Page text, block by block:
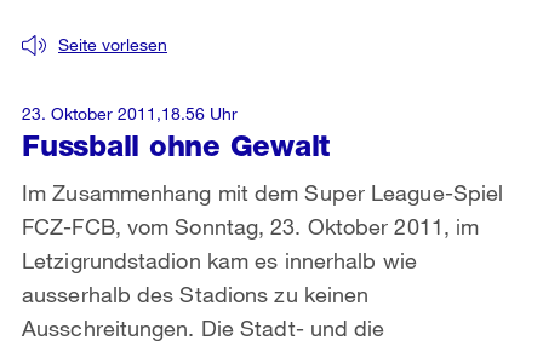
Fussball ohne Gewalt
Seite vorlesen
Im Zusammenhang mit dem Super League-Spiel
FCZ-FCB, vom Sonntag, 23. Oktober 2011, im
Letzigrundstadion kam es innerhalb wie
ausserhalb des Stadions zu keinen
Ausschreitungen. Die Stadt- und die
23. Oktober 2011,18.56 Uhr